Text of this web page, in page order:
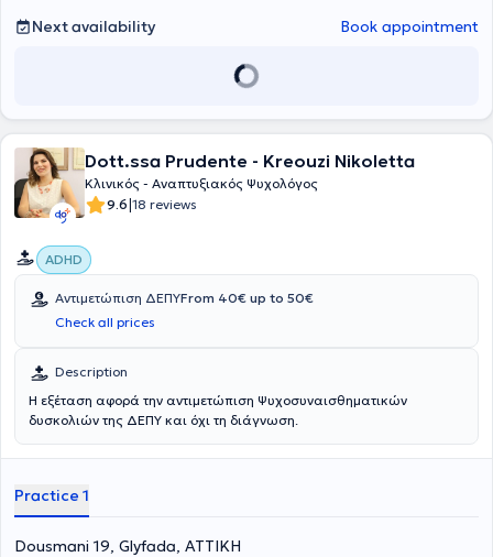
Next availability
Book appointment
Dott.ssa Prudente - Kreouzi Nikoletta
Κλινικός - Αναπτυξιακός Ψυχολόγος
9.6|18 reviews
ADHD
Αντιμετώπιση ΔΕΠΥFrom 40€ up to 50€
Check all prices
Description
Η εξέταση αφορά την αντιμετώπιση Ψυχοσυναισθηματικών
δυσκολιών της ΔΕΠΥ και όχι τη διάγνωση.
Practice 1
Dousmani 19, Glyfada, ΑΤΤΙΚΗ